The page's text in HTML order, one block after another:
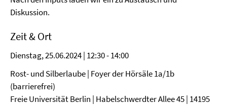
Diskussion.
Zeit & Ort
Dienstag, 25.06.2024 | 12:30 - 14:00
Rost- und Silberlaube | Foyer der Hörsäle 1a/1b
(barrierefrei)
Freie Universität Berlin | Habelschwerdter Allee 45 | 14195